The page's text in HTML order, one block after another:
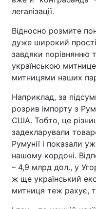
легалізації.
Відносно розмите
дуже широкий
завдяки порівнянню
українською
митницями наших
Наприклад, за
розрив імпорту з
США. Тобто, це
задекларували
Румунії і показали
нашому кордоні.
– 4,9 млрд дол., у
ж ще український
митниця теж рахує,